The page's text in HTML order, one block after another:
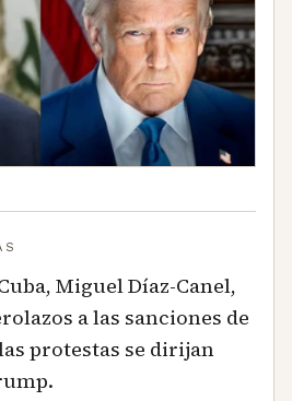
Miguel Díaz-Canel,
a las sanciones de
protestas se dirijan